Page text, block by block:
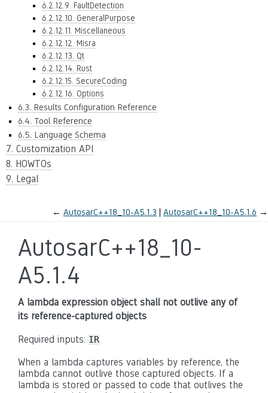
6.2.12.9. FaultDetection
6.2.12.10. GeneralPurpose
6.2.12.11. Miscellaneous
6.2.12.12. Misra
6.2.12.13. Qt
6.2.12.14. Rust
6.2.12.15. SecureCoding
6.2.12.16. Options
6.3. Results Configuration Reference
6.4. Tool Reference
6.5. Language Schema
7. Customization API
8. HOWTOs
9. Legal
← AutosarC++18_10-A5.1.3 AutosarC++18_10-A5.1.6 →
AutosarC++18_10-
A5.1.4
A lambda expression object shall not outlive any of
its reference-captured objects
Required inputs: IR
When a lambda captures variables by reference, the
lambda cannot outlive those captured objects. If a
lambda is stored or passed to code that outlives the